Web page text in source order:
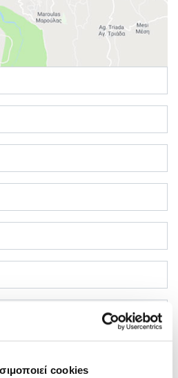
cookies